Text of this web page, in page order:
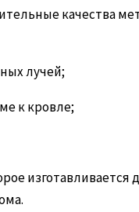
качества
лучей;
к кровле;